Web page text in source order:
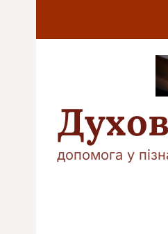
р
допомога у